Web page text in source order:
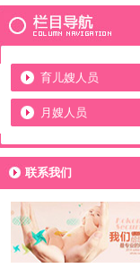
育儿嫂人员
月嫂人员
联系我们